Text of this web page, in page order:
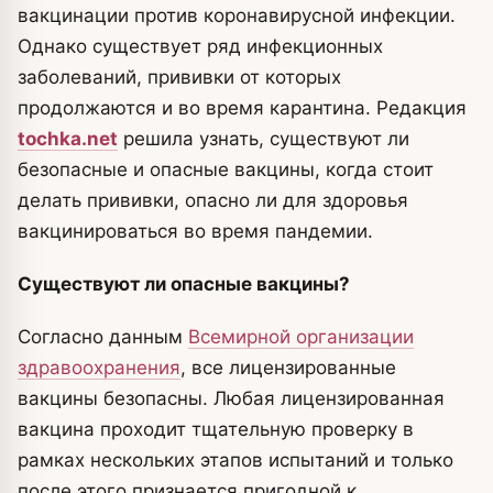
вакцинации против коронавирусной инфекции.
Однако существует ряд инфекционных
заболеваний, прививки от которых
продолжаются и во время карантина. Редакция
tochka.net решила узнать, существуют ли
безопасные и опасные вакцины, когда стоит
делать прививки, опасно ли для здоровья
вакцинироваться во время пандемии.
Существуют ли опасные вакцины?
Согласно данным Всемирной организации
здравоохранения, все лицензированные
вакцины безопасны. Любая лицензированная
вакцина проходит тщательную проверку в
рамках нескольких этапов испытаний и только